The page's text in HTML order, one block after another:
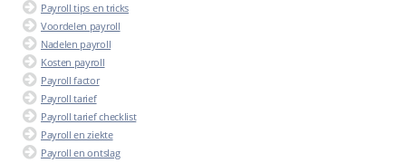
Payroll tips en tricks
Voordelen payroll
Nadelen payroll
Kosten payroll
Payroll factor
Payroll tarief
Payroll tarief checklist
Payroll en ziekte
Payroll en ontslag